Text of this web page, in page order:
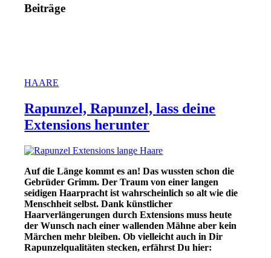
Beiträge
HAARE
Rapunzel, Rapunzel, lass deine
Extensions herunter
Auf die Länge kommt es an! Das wussten schon die
Gebrüder Grimm. Der Traum von einer langen
seidigen Haarpracht ist wahrscheinlich so alt wie die
Menschheit selbst. Dank künstlicher
Haarverlängerungen durch Extensions muss heute
der Wunsch nach einer wallenden Mähne aber kein
Märchen mehr bleiben. Ob vielleicht auch in Dir
Rapunzelqualitäten stecken, erfährst Du hier: